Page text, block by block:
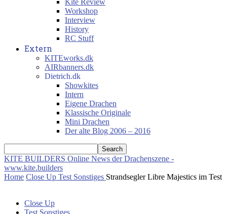
Kite Review
Workshop
Interview
History
RC Stuff
Extern
KITEworks.dk
AIRbanners.dk
Dietrich.dk
Showkites
Intern
Eigene Drachen
Klassische Originale
Mini Drachen
Der alte Blog 2006 – 2016
KITE BUILDERS Online News der Drachenszene -
www.kite.builders
Home Close Up Test Sonstiges Strandsegler Libre Majestics im Test
Close Up
Test Sonstiges